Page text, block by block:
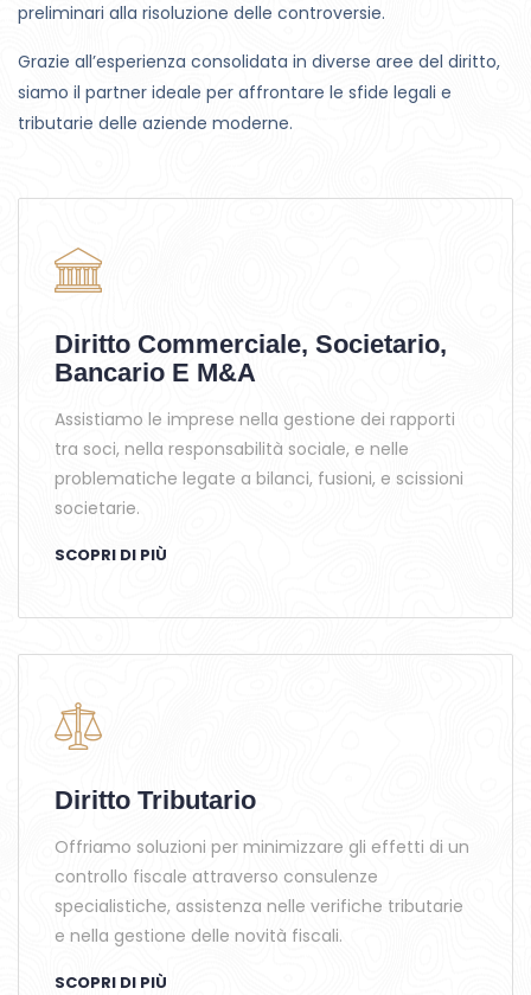
preliminari alla risoluzione delle controversie.
Grazie all’esperienza consolidata in diverse aree del diritto,
siamo il partner ideale per affrontare le sfide legali e
tributarie delle aziende moderne.
Diritto Commerciale, Societario,
Bancario E M&A
Assistiamo le imprese nella gestione dei rapporti
tra soci, nella responsabilità sociale, e nelle
problematiche legate a bilanci, fusioni, e scissioni
societarie.
SCOPRI DI PIÙ
Diritto Tributario
Offriamo soluzioni per minimizzare gli effetti di un
controllo fiscale attraverso consulenze
specialistiche, assistenza nelle verifiche tributarie
e nella gestione delle novità fiscali.
SCOPRI DI PIÙ